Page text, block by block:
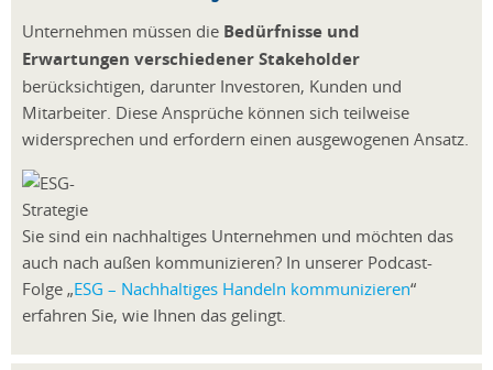
Unternehmen müssen die Bedürfnisse und
Erwartungen verschiedener Stakeholder
berücksichtigen, darunter Investoren, Kunden und
Mitarbeiter. Diese Ansprüche können sich teilweise
widersprechen und erfordern einen ausgewogenen Ansatz.
Sie sind ein nachhaltiges Unternehmen und möchten das
auch nach außen kommunizieren? In unserer Podcast-
Folge „ESG – Nachhaltiges Handeln kommunizieren“
erfahren Sie, wie Ihnen das gelingt.